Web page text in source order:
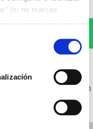
(si no marcas
en recetas con